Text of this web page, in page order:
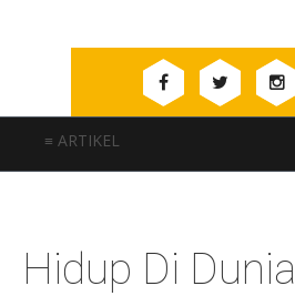
≡ ARTIKEL
Hidup Di Dunia